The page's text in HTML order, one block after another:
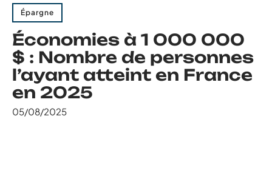
Épargne
Économies à 1 000 000
$ : Nombre de personnes
l’ayant atteint en France
en 2025
05/08/2025